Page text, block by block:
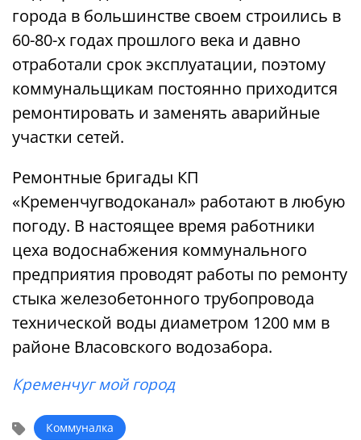
города в большинстве своем строились в
60-80-х годах прошлого века и давно
отработали срок эксплуатации, поэтому
коммунальщикам постоянно приходится
ремонтировать и заменять аварийные
участки сетей.
Ремонтные бригады КП
«Кременчугводоканал» работают в любую
погоду. В настоящее время работники
цеха водоснабжения коммунального
предприятия проводят работы по ремонту
стыка железобетонного трубопровода
технической воды диаметром 1200 мм в
районе Власовского водозабора.
Кременчуг мой город
Коммуналка